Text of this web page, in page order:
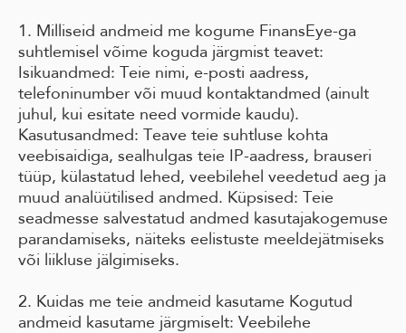
1. Milliseid andmeid me kogume FinansEye-ga
suhtlemisel võime koguda järgmist teavet:
Isikuandmed: Teie nimi, e-posti aadress,
telefoninumber või muud kontaktandmed (ainult
juhul, kui esitate need vormide kaudu).
Kasutusandmed: Teave teie suhtluse kohta
veebisaidiga, sealhulgas teie IP-aadress, brauseri
tüüp, külastatud lehed, veebilehel veedetud aeg ja
muud analüütilised andmed. Küpsised: Teie
seadmesse salvestatud andmed kasutajakogemuse
parandamiseks, näiteks eelistuste meeldejätmiseks
või liikluse jälgimiseks.
2. Kuidas me teie andmeid kasutame Kogutud
andmeid kasutame järgmiselt: Veebilehe